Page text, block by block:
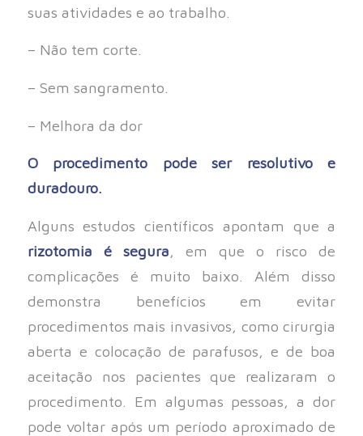
suas atividades e ao trabalho.
– Não tem corte.
– Sem sangramento.
– Melhora da dor
O procedimento pode ser resolutivo e
duradouro.
Alguns estudos científicos apontam que a
rizotomia é segura, em que o risco de
complicações é muito baixo. Além disso
demonstra benefícios em evitar
procedimentos mais invasivos, como cirurgia
aberta e colocação de parafusos, e de boa
aceitação nos pacientes que realizaram o
procedimento. Em algumas pessoas, a dor
pode voltar após um período aproximado de